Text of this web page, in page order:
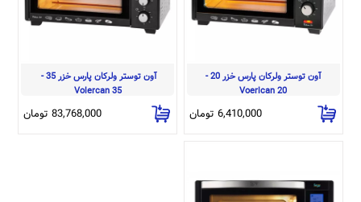
آون توستر ولرکان پارس خزر 20 -
Voerlcan 20
6,410,000 تومان
آون توستر ولرکان پارس خزر 35 -
Volercan 35
83,768,000 تومان